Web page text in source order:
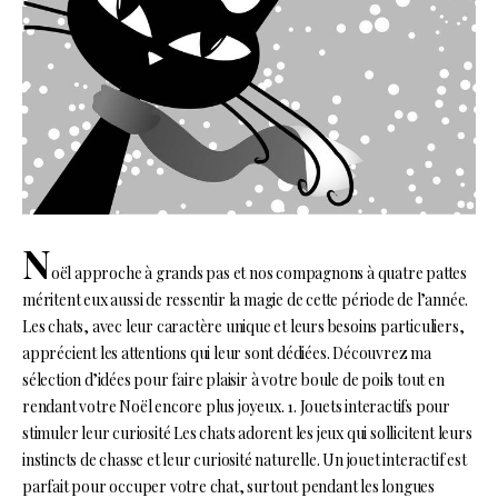
Noël approche à grands pas et nos compagnons à quatre pattes
méritent eux aussi de ressentir la magie de cette période de l’année.
Les chats, avec leur caractère unique et leurs besoins particuliers,
apprécient les attentions qui leur sont dédiées. Découvrez ma
sélection d’idées pour faire plaisir à votre boule de poils tout en
rendant votre Noël encore plus joyeux. 1. Jouets interactifs pour
stimuler leur curiosité Les chats adorent les jeux qui sollicitent leurs
instincts de chasse et leur curiosité naturelle. Un jouet interactif est
parfait pour occuper votre chat, surtout pendant les longues